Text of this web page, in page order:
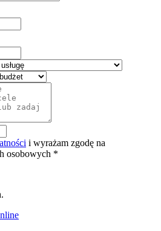
i wyrażam zgodę na
osobowych *